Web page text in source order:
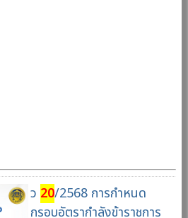
ว 20/2568 การกำหนด
กรอบอัตรากำลังข้าราชการ